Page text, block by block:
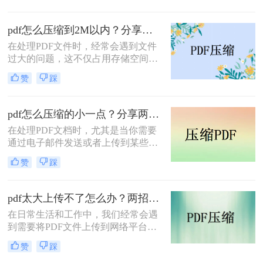
绍三种实用的PDF压缩方法，帮助您
轻松将PDF文件压缩得更小。
pdf怎么压缩到2M以内？分享两种实用压缩方法！
在处理PDF文件时，经常会遇到文件
过大的问题，这不仅占用存储空间，
还影响文件的传输速度。为了满足特
定需求，将PDF文件压缩到2M以内变
以内呢？本文将介绍两种常用的PDF
压缩方法。
赞 踩
pdf怎么压缩的小一点？分享两种实用压缩方法！
在处理PDF文档时，尤其是当你需要
通过电子邮件发送或者上传到某些对
文件大小有限制的平台时，压缩PDF
文件变得尤为重要。那么pdf怎么压缩
PDF压缩方法。
赞 踩
pdf太大上传不了怎么办？两招帮你解决！
在日常生活和工作中，我们经常会遇
到需要将PDF文件上传到网络平台或
发送给他人的情况。然而，有时PDF
文件过大，导致无法顺利上传或发
赞 踩